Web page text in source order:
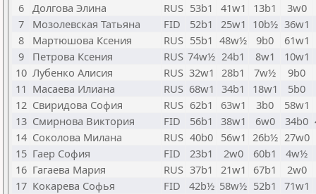
6 Долгова Элина RUS 53b1 41w1 13b1
3w0
7
Мозолевская Татьяна FID 52b1 25w1 10b½ 36w1
8
Мартюшова Ксения RUS 55b1 48w½ 9b0
61w1
9
Петрова Ксения RUS 74w½ 24b1 8w1
10w1
10 Лубенко Алисия RUS 32w1 28b1 7w½ 9b0
11 Масаева Илиана RUS 68w1 34b1 18w1 5b0
12 Свиридова София RUS 62b1 63w1 3b0 58w1
13 Смирнова Виктория FID 56b1 38w1 6w0 34b0
14 Соколова Милана RUS 40b0 56w1 26b½ 27w0
15 Гаер София FID 23b1 2w0 60b1
4w½
16 Гагаева Мария RUS 37b1 21w1 67b1
2w0
17 Кокарева Софья FID 42b½ 58w½ 52b1 71w1